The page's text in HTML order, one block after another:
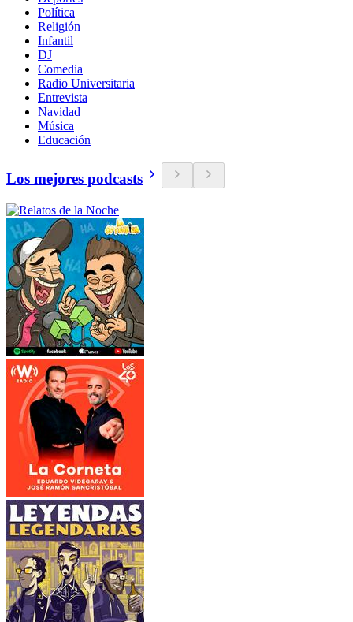
Política
Religión
Infantil
DJ
Comedia
Radio Universitaria
Entrevista
Navidad
Música
Educación
Los mejores podcasts